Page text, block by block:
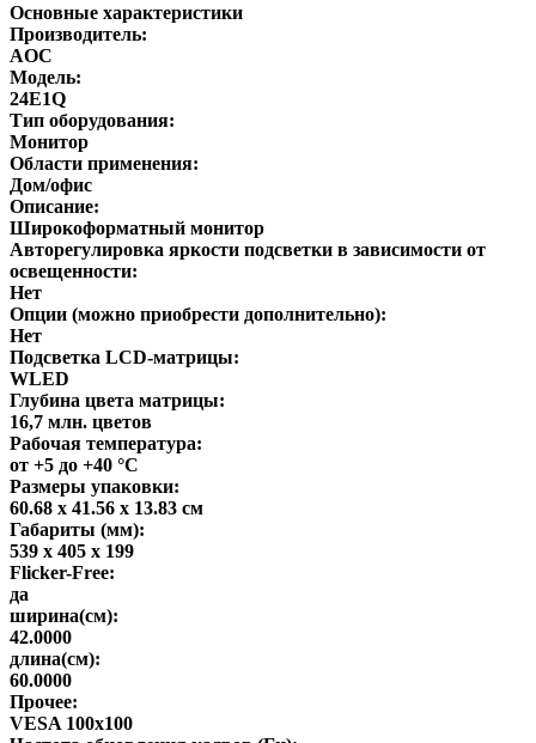
Основные характеристики
Производитель:
AOC
Модель:
24E1Q
Тип оборудования:
Монитор
Области применения:
Дом/офис
Описание:
Широкоформатный монитор
Авторегулировка яркости подсветки в зависимости от
освещенности:
Нет
Опции (можно приобрести дополнительно):
Нет
Подсветка LCD-матрицы:
WLED
Глубина цвета матрицы:
16,7 млн. цветов
Рабочая температура:
от +5 до +40 °С
Размеры упаковки:
60.68 x 41.56 x 13.83 см
Габариты (мм):
539 x 405 x 199
Flicker-Free:
да
ширина(см):
42.0000
длина(см):
60.0000
Прочее:
VESA 100x100